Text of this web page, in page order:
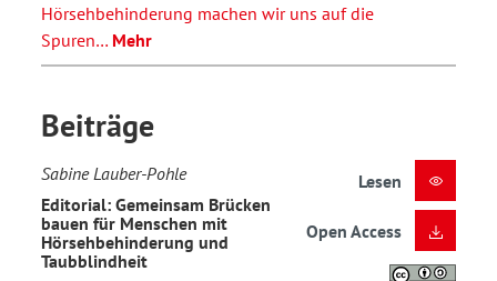
Hörsehbehinderung machen wir uns auf die
Spuren… Mehr
Beiträge
Sabine Lauber-Pohle
Editorial: Gemeinsam Brücken
bauen für Menschen mit
Hörsehbehinderung und
Taubblindheit
Lesen
Open Access